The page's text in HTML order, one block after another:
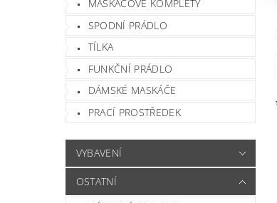
MASKÁČOVÉ KOMPLETY
SPODNÍ PRÁDLO
TÍLKA
FUNKČNÍ PRÁDLO
DÁMSKÉ MASKÁČE
PRACÍ PROSTŘEDEK
VYBAVENÍ
OSTATNÍ